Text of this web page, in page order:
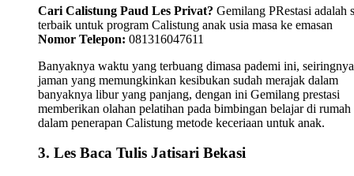
Cari Calistung Paud Les Privat? Gemilang PRestasi adalah
terbaik untuk program Calistung anak usia masa ke emasan
Nomor Telepon: 081316047611
Banyaknya waktu yang terbuang dimasa pademi ini, seiringnya
jaman yang memungkinkan kesibukan sudah merajak dalam
banyaknya libur yang panjang, dengan ini Gemilang prestasi
memberikan olahan pelatihan pada bimbingan belajar di rumah
dalam penerapan Calistung metode keceriaan untuk anak.
3. Les Baca Tulis Jatisari Bekasi